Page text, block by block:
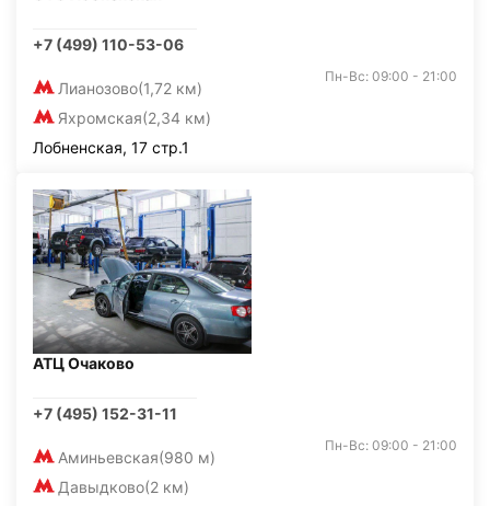
+7 (499) 110-53-06
Лианозово(1,72 км)
Яхромская(2,34 км)
Пн-Вс: 09:00 - 21:00
Лобненская, 17 стр.1
АТЦ Очаково
+7 (495) 152-31-11
Аминьевская(980 м)
Давыдково(2 км)
Пн-Вс: 09:00 - 21:00